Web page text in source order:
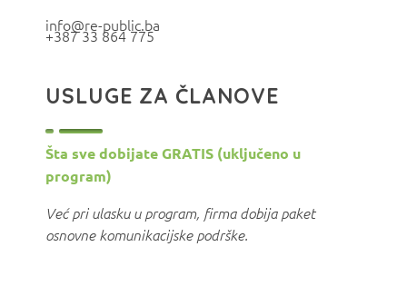
info@re-public.ba
+387 33 864 775
USLUGE ZA ČLANOVE
Šta sve dobijate GRATIS (uključeno u
program)
Već pri ulasku u program, firma dobija paket
osnovne komunikacijske podrške.